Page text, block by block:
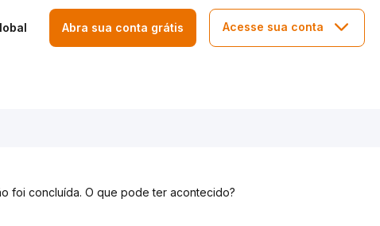
Abra sua conta grátis Acesse sua conta
foi concluída. O que pode ter acontecido?